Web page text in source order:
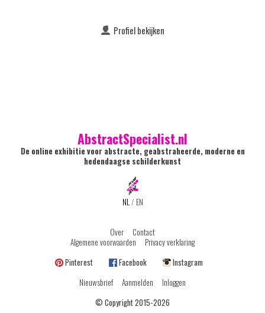
Profiel bekijken
AbstractSpecialist.nl
De online exhibitie voor abstracte, geabstraheerde, moderne en
hedendaagse schilderkunst
NL / EN
Over
Contact
Algemene voorwaarden
Privacy verklaring
Pinterest
Facebook
Instagram
Nieuwsbrief
Aanmelden
Inloggen
© Copyright 2015-2026